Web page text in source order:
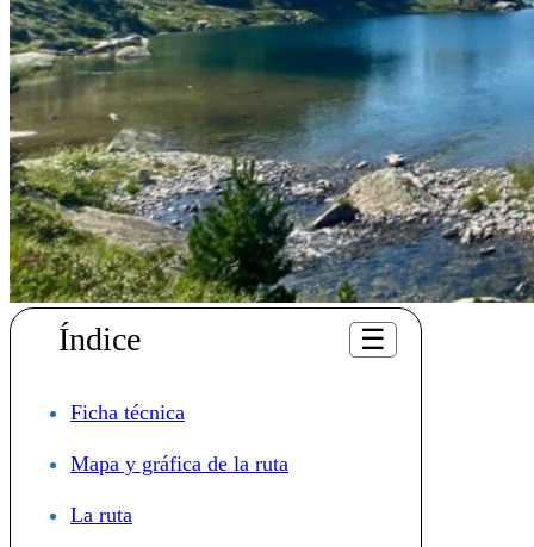
Índice ☰
Ficha técnica
Mapa y gráfica de la ruta
La ruta